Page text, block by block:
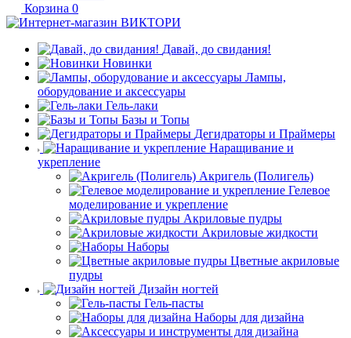
Корзина 0
Давай, до свидания!
Новинки
Лампы,
оборудование и аксессуары
Гель-лаки
Базы и Топы
Дегидраторы и Праймеры
Наращивание и
укрепление
Акригель (Полигель)
Гелевое
моделирование и укрепление
Акриловые пудры
Акриловые жидкости
Наборы
Цветные акриловые
пудры
Дизайн ногтей
Гель-пасты
Наборы для дизайна